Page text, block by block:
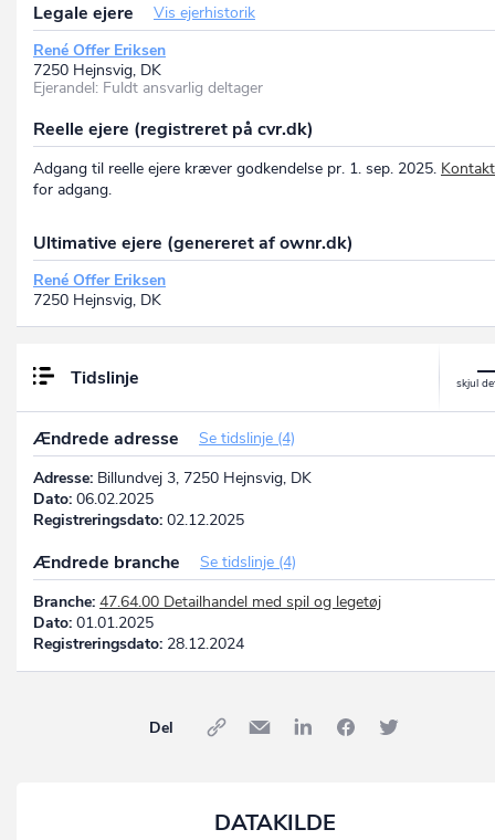
Legale ejere
Vis ejerhistorik
René Offer Eriksen
7250 Hejnsvig, DK
Ejerandel: Fuldt ansvarlig deltager
Reelle ejere (registreret på cvr.dk)
Adgang til reelle ejere kræver godkendelse pr. 1. sep. 2025.
for adgang.
Ultimative ejere (genereret af ownr.dk)
René Offer Eriksen
7250 Hejnsvig, DK
Tidslinje
Ændrede adresse
Se tidslinje (4)
Adresse: Billundvej 3, 7250 Hejnsvig, DK
Dato: 06.02.2025
Registreringsdato: 02.12.2025
Ændrede branche
Se tidslinje (4)
Branche: 47.64.00 Detailhandel med spil og legetøj
Dato: 01.01.2025
Registreringsdato: 28.12.2024
Del
DATAKILDE